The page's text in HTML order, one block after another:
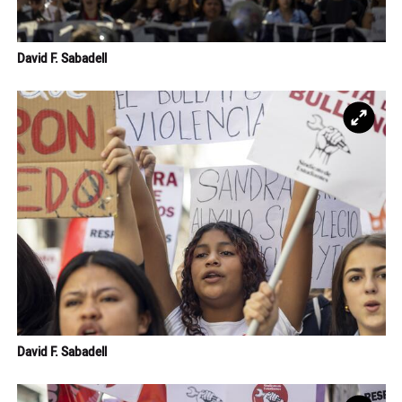
David F. Sabadell
David F. Sabadell